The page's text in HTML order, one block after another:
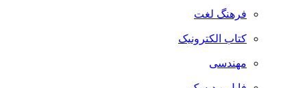
فرهنگ لغت
کتاب الکترونیک
مهندسی